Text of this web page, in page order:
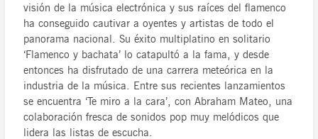
visión de la música electrónica y sus raíces del flamenco
ha conseguido cautivar a oyentes y artistas de todo el
panorama nacional. Su éxito multiplatino en solitario
‘Flamenco y bachata’ lo catapultó a la fama, y desde
entonces ha disfrutado de una carrera meteórica en la
industria de la música. Entre sus recientes lanzamientos
se encuentra ‘Te miro a la cara’, con Abraham Mateo, una
colaboración fresca de sonidos pop muy melódicos que
lidera las listas de escucha.